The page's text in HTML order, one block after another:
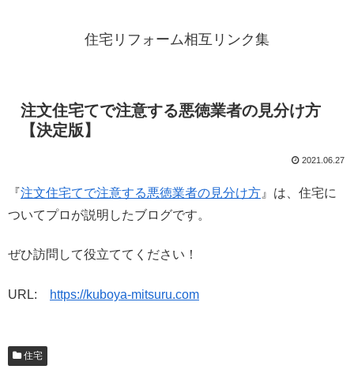
住宅リフォーム相互リンク集
注文住宅てで注意する悪徳業者の見分け方
【決定版】
2021.06.27
『注文住宅てで注意する悪徳業者の見分け方 』は、住宅に
ついてプロが説明したブログです。
ぜひ訪問して役立ててください！
URL: https://kuboya-mitsuru.com
住宅